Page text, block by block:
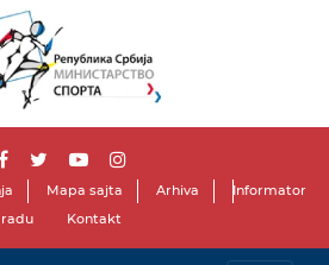
Mapa sajta Arhiva
Informator
Kontakt